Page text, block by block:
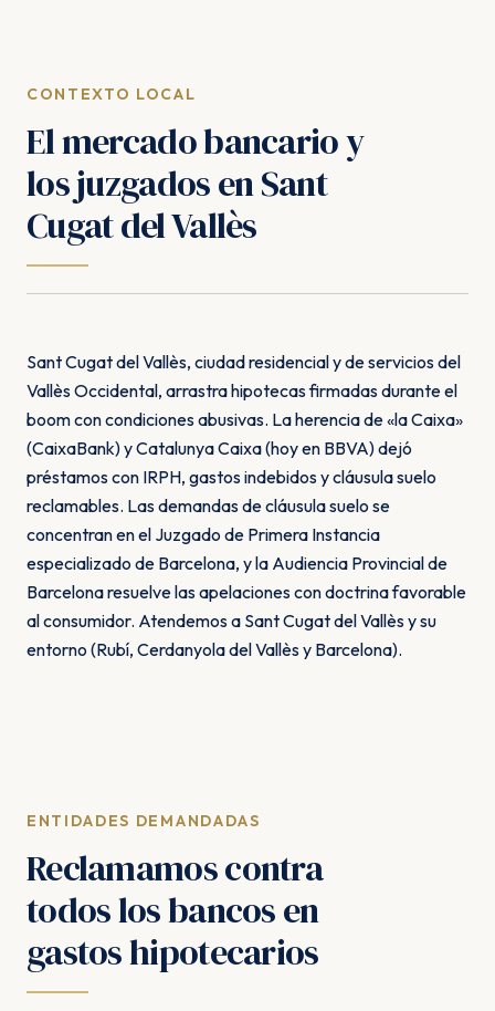
CONTEXTO LOCAL
El mercado bancario y
los juzgados en Sant
Cugat del Vallès
Sant Cugat del Vallès, ciudad residencial y de servicios del
Vallès Occidental, arrastra hipotecas firmadas durante el
boom con condiciones abusivas. La herencia de «la Caixa»
(CaixaBank) y Catalunya Caixa (hoy en BBVA) dejó
préstamos con IRPH, gastos indebidos y cláusula suelo
reclamables. Las demandas de cláusula suelo se
concentran en el Juzgado de Primera Instancia
especializado de Barcelona, y la Audiencia Provincial de
Barcelona resuelve las apelaciones con doctrina favorable
al consumidor. Atendemos a Sant Cugat del Vallès y su
entorno (Rubí, Cerdanyola del Vallès y Barcelona).
ENTIDADES DEMANDADAS
Reclamamos contra
todos los bancos en
gastos hipotecarios